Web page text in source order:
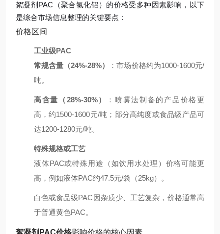
絮凝剂PAC（聚合氯化铝）的价格受多种因素影响，以下
是综合市场信息整理的关键要点：
价格区间
工业级PAC
常规含量（24%-28%）
：市场价格约为1000-1600元/
吨。
高含量（28%-30%）
：喷雾法制备的产品价格更
高，约1500-1600元/吨；部分高纯度或食品级产品可
达1200-1280元/吨。
特殊规格或工艺
液体PAC或特殊用途（如饮用水处理）价格可能更
高，例如液体PAC约47.5元/袋（25kg）。
白色或食品级PAC因杂质少、工艺复杂，价格通常高
于普通黄色PAC。
絮凝剂PAC价格影响价格的核心因素